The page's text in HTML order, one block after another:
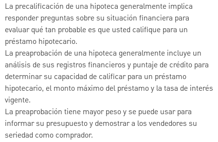
La precalificación de una hipoteca generalmente implica
responder preguntas sobre su situación financiera para
evaluar qué tan probable es que usted califique para un
préstamo hipotecario.
La preaprobación de una hipoteca generalmente incluye un
análisis de sus registros financieros y puntaje de crédito para
determinar su capacidad de calificar para un préstamo
hipotecario, el monto máximo del préstamo y la tasa de interés
vigente.
La preaprobación tiene mayor peso y se puede usar para
informar su presupuesto y demostrar a los vendedores su
seriedad como comprador.